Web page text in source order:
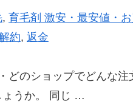
, 育毛剤 激安・最安値・
約, 返金
どのショップでどんな
ょうか。 同じ …